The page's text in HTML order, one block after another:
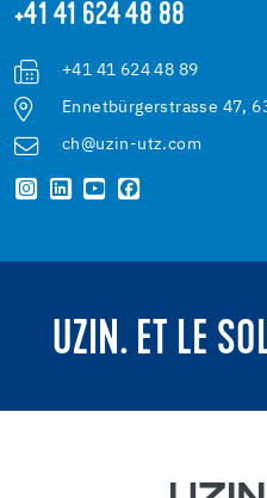
+41 41 624 48 88
+41 41 624 48 89
Ennetbürgerstrasse 47,
ch@uzin-utz.com
UZIN. ET LE